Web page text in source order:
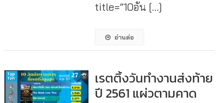
title=”10อัน […]
อ่านต่อ
เรตติ้งวันทำงานส่งท้าย
ปี 2561 แผ่วตามคาด